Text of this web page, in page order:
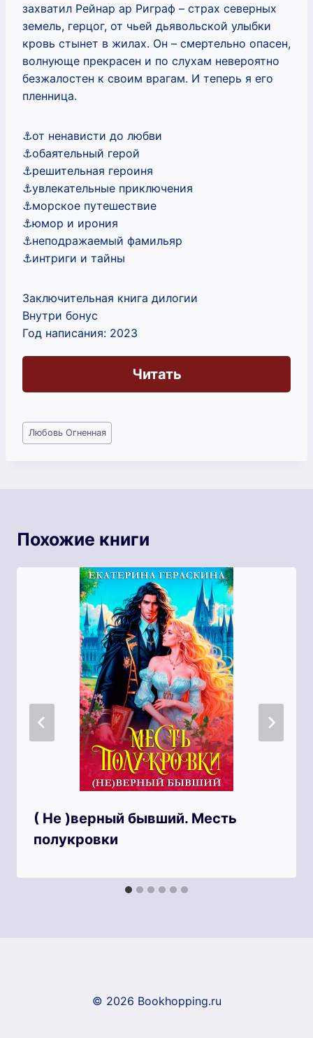
захватил Рейнар ар Риграф – страх северных
земель, герцог, от чьей дьявольской улыбки
кровь стынет в жилах. Он – смертельно опасен,
волнующе прекрасен и по слухам невероятно
безжалостен к своим врагам. И теперь я его
пленница.
⚓от ненависти до любви
⚓обаятельный герой
⚓решительная героиня
⚓увлекательные приключения
⚓морское путешествие
⚓юмор и ирония
⚓неподражаемый фамильяр
⚓интриги и тайны
Заключительная книга дилогии
Внутри бонус
Год написания: 2023
Читать
Метки
записи:
Любовь Огненная
Похожие книги
( Не )верный бывший. Месть
полукровки
© 2026 Bookhopping.ru